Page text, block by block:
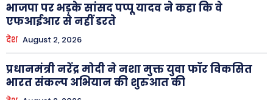
भाजपा पर भड़के सांसद पप्पू यादव ने कहा कि वे
एफआईआर से नहीं डरते
देश August 2, 2026
प्रधानमंत्री नरेंद्र मोदी ने नशा मुक्त युवा फॉर विकसित
भारत संकल्प अभियान की शुरुआत की